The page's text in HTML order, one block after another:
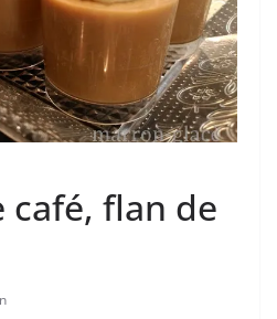
café, flan de